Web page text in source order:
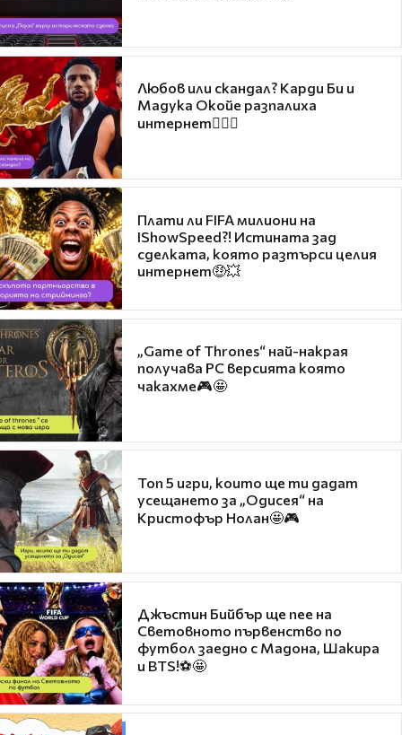
Любов или скандал? Карди Би и
Мадука Окойе разпалиха
интернет❤️‍🔥🔥
Плати ли FIFA милиони на
IShowSpeed?! Истината зад
сделката, която разтърси целия
интернет🤑💥
„Game of Thrones“ най-накрая
получава PC версията която
чакахме🎮🤩
Топ 5 игри, които ще ти дадат
усещането за „Одисея“ на
Кристофър Нолан🤩🎮
Джъстин Бийбър ще пее на
Световното първенство по
футбол заедно с Мадона, Шакира
и BTS!⚽🤩